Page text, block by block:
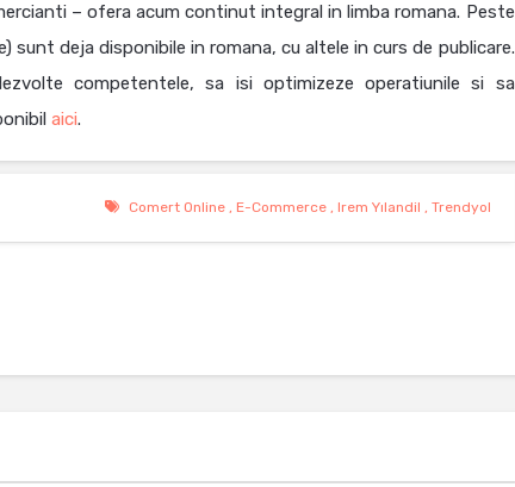
– ofera acum continut integral in limba romana. Peste
sunt deja disponibile in romana, cu altele in curs de publicare.
competentele, sa isi optimizeze operatiunile si sa
aici.
Comert Online, E-Commerce, Irem Yılandil , Trendyol